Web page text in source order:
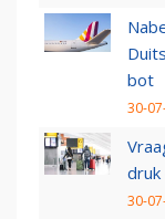
bot
30-
30-